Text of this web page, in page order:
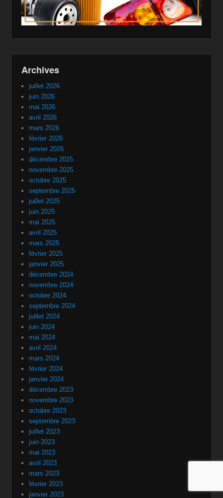
Archives
juillet 2026
juin 2026
mai 2026
avril 2026
mars 2026
février 2026
janvier 2026
décembre 2025
novembre 2025
octobre 2025
septembre 2025
juillet 2025
juin 2025
mai 2025
avril 2025
mars 2025
février 2025
janvier 2025
décembre 2024
novembre 2024
octobre 2024
septembre 2024
juillet 2024
juin 2024
mai 2024
avril 2024
mars 2024
février 2024
janvier 2024
décembre 2023
novembre 2023
octobre 2023
septembre 2023
juillet 2023
juin 2023
mai 2023
avril 2023
mars 2023
février 2023
janvier 2023